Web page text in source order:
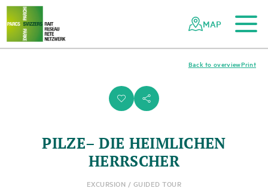
Navigating
the
Swiss
parks
Quick
navigation
To the main content
To the mobile navigation
To search
To the footer
To the sitemap
MAP
i s
Print
Back to overview
PILZE– DIE HEIMLICHEN
HERRSCHER
EXCURSION / GUIDED TOUR